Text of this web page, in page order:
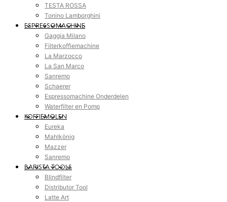
TESTA ROSSA
Tonino Lamborghini
ESPRESSOMACHINE
Gaggia Milano
Filterkoffiemachine
La Marzocco
La San Marco
Sanremo
Schaerer
Espressomachine Onderdelen
Waterfilter en Pomp
KOFFIEMOLEN
Eureka
Mahlkönig
Mazzer
Sanremo
BARISTA TOOLS
Blindfilter
Distributor Tool
Latte Art